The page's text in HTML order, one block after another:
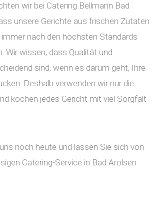
wir bei Catering Bellmann Bad
unsere Gerichte aus frischen Zutaten
nach den höchsten Standards
Wir wissen, dass Qualität und
sind, wenn es darum geht, Ihre
Deshalb verwenden wir nur die
kochen jedes Gericht mit viel Sorgfalt
noch heute und lassen Sie sich von
Catering-Service in Bad Arolsen